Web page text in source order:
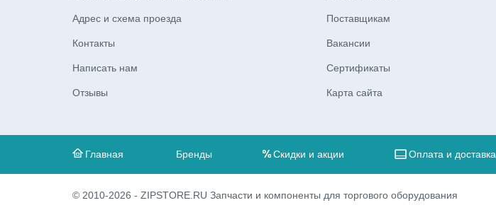
Адрес и схема проезда
Контакты
Написать нам
Отзывы
Поставщикам
Вакансии
Сертификаты
Карта сайта
Главная Бренды Скидки и акции Оплата и доставка
© 2010-2026 - ZIPSTORE.RU Запчасти и компоненты для торгового оборудования